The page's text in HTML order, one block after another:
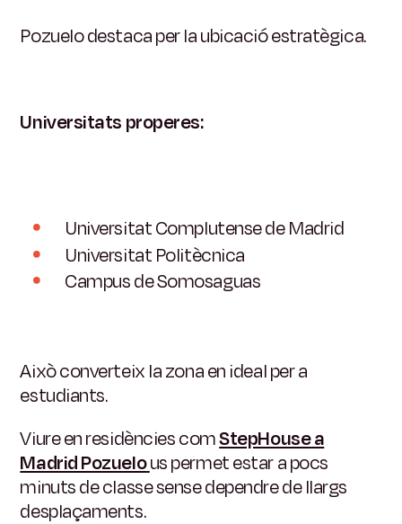
Pozuelo destaca per la ubicació estratègica.
Universitats properes:
Universitat Complutense de Madrid
Universitat Politècnica
Campus de Somosaguas
Això converteix la zona en ideal per a
estudiants.
Viure en residències comStepHouse a
Madrid Pozuelous permet estar a pocs
minuts de classe sense dependre de llargs
desplaçaments.